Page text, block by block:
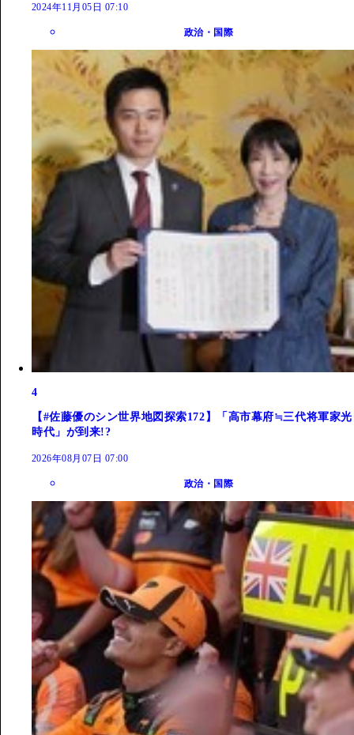
2024年11月05日 07:10
政治・国際
4
【#佐藤優のシン世界地図探索172】「高市幕府≒三代将軍家光
時代」が到来!?
2026年08月07日 07:00
政治・国際